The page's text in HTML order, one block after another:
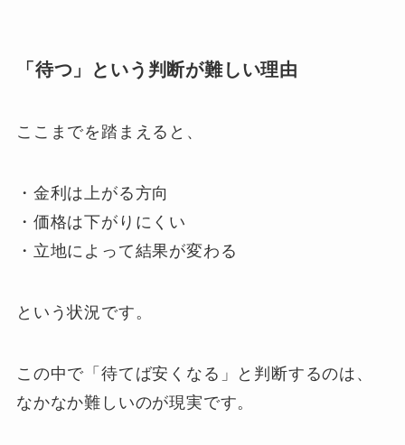
「待つ」という判断が難しい理由
ここまでを踏まえると、
・金利は上がる方向
・価格は下がりにくい
・立地によって結果が変わる
という状況です。
この中で「待てば安くなる」と判断するのは、
なかなか難しいのが現実です。